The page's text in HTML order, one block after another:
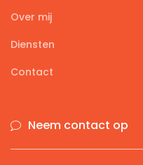
Over mij
Diensten
Contact
Neem contact op